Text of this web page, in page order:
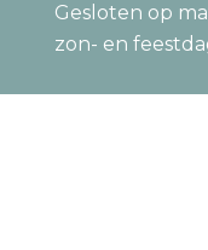
Gesloten op
zon- en